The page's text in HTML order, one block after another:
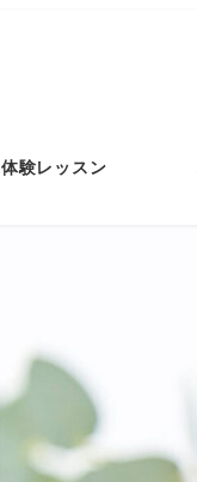
体験レッスン